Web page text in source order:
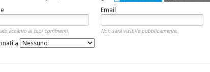
Email
accanto ai tuoi commenti. Non sarà visibile pubblicamente.
a